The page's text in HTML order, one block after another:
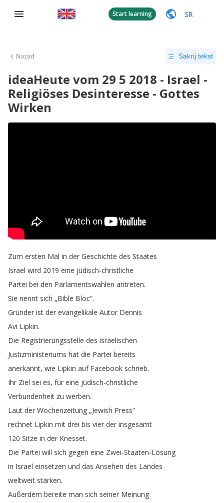
Start learning SR
Nazad Sakrij tekst
ideaHeute vom 29 5 2018 - Israel -
Religiöses Desinteresse - Gottes
Wirken
Zum ersten Mal in der Geschichte des Staates
Israel wird 2019 eine jüdisch-christliche
Partei bei den Parlamentswahlen antreten.
Sie nennt sich „Bible Bloc“.
Gründer ist der evangelikale Autor Dennis
Avi Lipkin.
Die Registrierungsstelle des israelischen
Justizministeriums hat die Partei bereits
anerkannt, wie Lipkin auf Facebook schrieb.
Ihr Ziel sei es, für eine jüdisch-christliche
Verbundenheit zu werben.
Laut der Wochenzeitung „Jewish Press“
rechnet Lipkin mit drei bis vier der insgesamt
120 Sitze in der Knesset.
Die Partei will sich gegen eine Zwei-Staaten-Lösung
in Israel einsetzen und das Ansehen des Landes
weltweit stärken.
Außerdem bereite man sich seiner Meinung